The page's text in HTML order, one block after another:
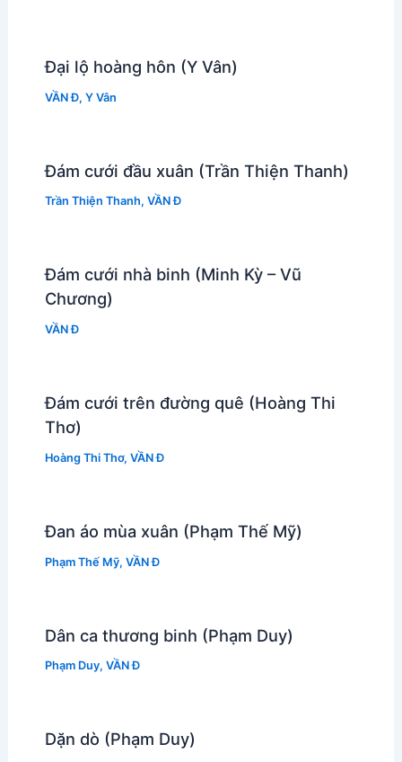
Đại lộ hoàng hôn (Y Vân)
VẦN Đ, Y Vân
Đám cưới đầu xuân (Trần Thiện Thanh)
Trần Thiện Thanh, VẦN Đ
Đám cưới nhà binh (Minh Kỳ – Vũ
Chương)
VẦN Đ
Đám cưới trên đường quê (Hoàng Thi
Thơ)
Hoàng Thi Thơ, VẦN Đ
Đan áo mùa xuân (Phạm Thế Mỹ)
Phạm Thế Mỹ, VẦN Đ
Dân ca thương binh (Phạm Duy)
Phạm Duy, VẦN Đ
Dặn dò (Phạm Duy)